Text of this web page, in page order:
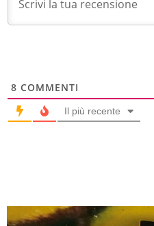
8 COMMENTI
Il più recente